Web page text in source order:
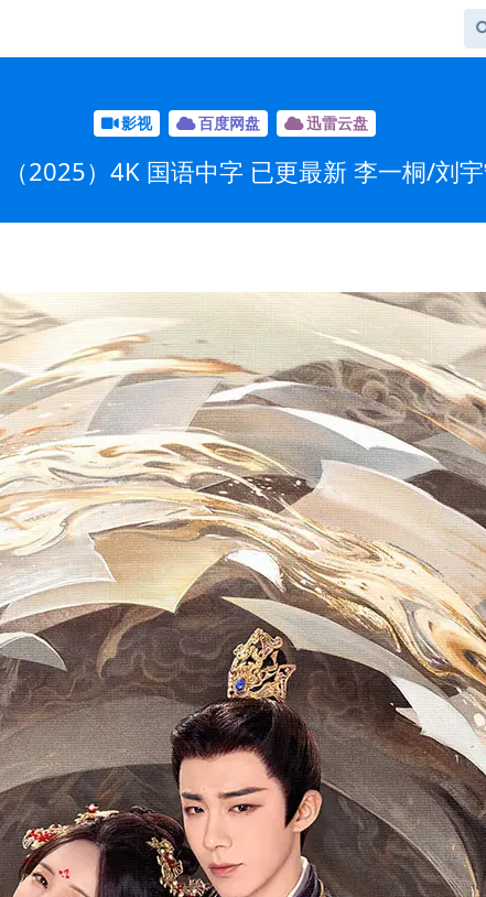
影视 百度网盘 迅雷云盘
2025）4K 国语中字 已更最新 李一桐/刘